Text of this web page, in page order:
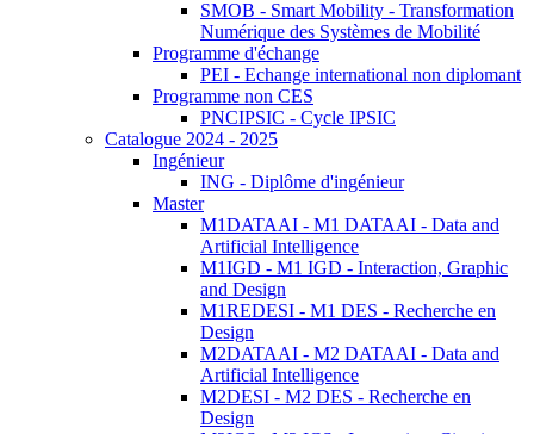
SMOB - Smart Mobility - Transformation
Numérique des Systèmes de Mobilité
Programme d'échange
PEI - Echange international non diplomant
Programme non CES
PNCIPSIC - Cycle IPSIC
Catalogue 2024 - 2025
Ingénieur
ING - Diplôme d'ingénieur
Master
M1DATAAI - M1 DATAAI - Data and
Artificial Intelligence
M1IGD - M1 IGD - Interaction, Graphic
and Design
M1REDESI - M1 DES - Recherche en
Design
M2DATAAI - M2 DATAAI - Data and
Artificial Intelligence
M2DESI - M2 DES - Recherche en
Design